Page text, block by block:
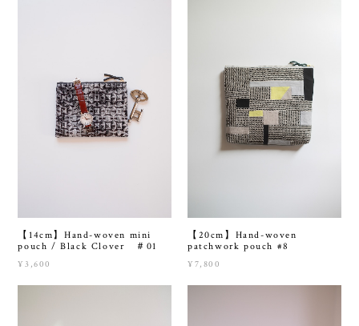
【14cm】Hand-woven mini
pouch / Black Clover ＃01
¥3,600
【20cm】Hand-woven
patchwork pouch #8
¥7,800